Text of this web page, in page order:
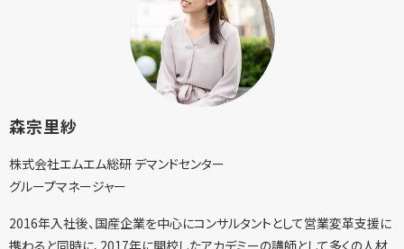
森宗里紗
株式会社エムエム総研 デマンドセンター
グループマネージャー
2016年入社後、国産企業を中心にコンサルタントとして営業変革支援に
携わると同時に、2017年に開校したアカデミーの講師として多くの人材